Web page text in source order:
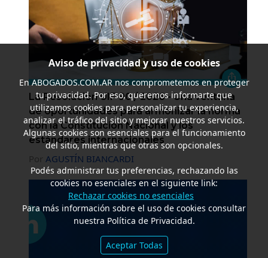
La Resolución UIF 90 / 2026 - Una ventana
de oportunidades para armonizar la norma
con la Constitución Nacional y los
estándares internacionales
AGUSTÍN BIANCARDI
Aviso de privacidad y uso de cookies
EnABOGADOS.COM.ARnos comprometemos en proteger
tu privacidad. Por eso, queremos informarte que
utilizamos cookies para personalizar tu experiencia,
analizar el tráfico del sitio y mejorar nuestros servicios.
Algunas cookies son esenciales para el funcionamiento
del sitio, mientras que otras son opcionales.
Podés administrar tus preferencias, rechazando las
cookies no esenciales en el siguiente link:
Rechazar cookies no esenciales
Para más información sobre el uso de cookies consultar
nuestra Política de Privacidad.
Aceptar Todas